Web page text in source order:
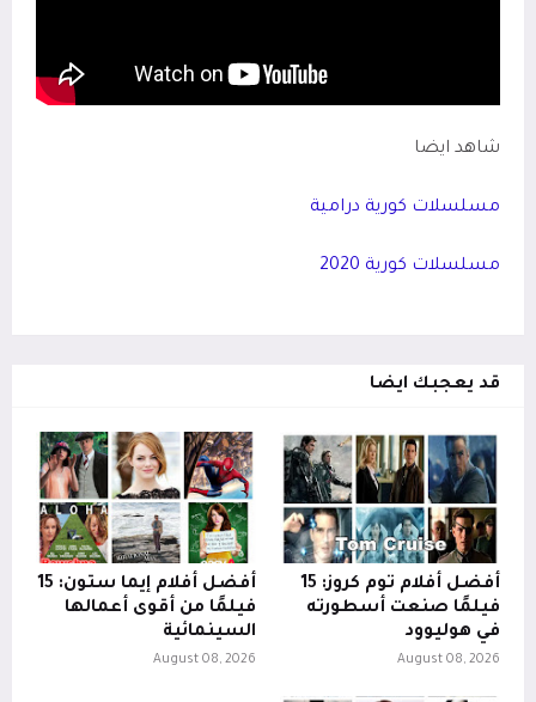
شاهد ايضا
مسلسلات كورية درامية
مسلسلات كورية 2020
قد يعجبك ايضا
أفضل أفلام توم كروز: 15
فيلمًا صنعت أسطورته
في هوليوود
August 08, 2026
أفضل أفلام إيما ستون: 15
فيلمًا من أقوى أعمالها
السينمائية
August 08, 2026